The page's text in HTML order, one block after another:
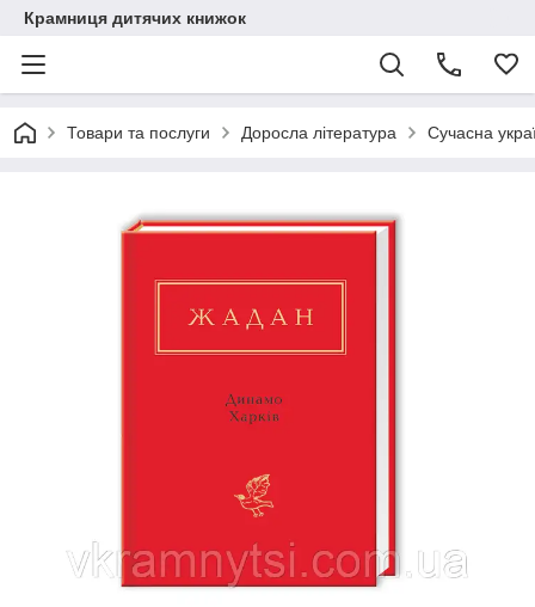
Крамниця дитячих книжок
Товари та послуги Доросла література Сучасна